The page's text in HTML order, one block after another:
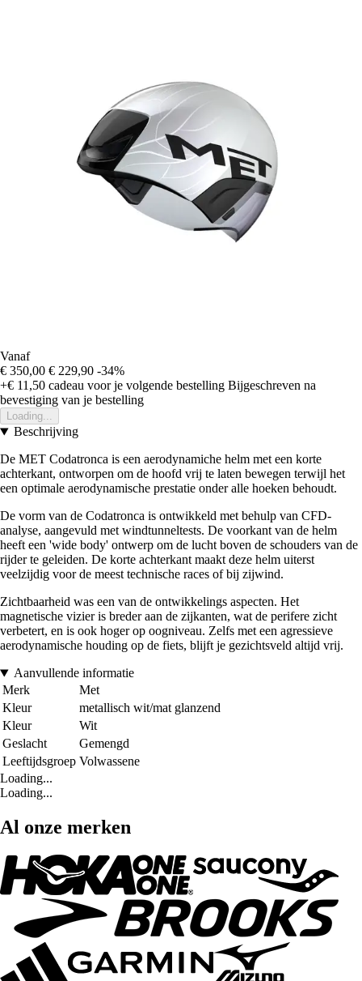
Vanaf
€ 350,00 € 229,90 -34%
+€ 11,50 cadeau voor je volgende bestelling Bijgeschreven na
bevestiging van je bestelling
Loading...
Beschrijving
De MET Codatronca is een aerodynamiche helm met een korte
achterkant, ontworpen om de hoofd vrij te laten bewegen terwijl het
een optimale aerodynamische prestatie onder alle hoeken behoudt.
De vorm van de Codatronca is ontwikkeld met behulp van CFD-
analyse, aangevuld met windtunneltests. De voorkant van de helm
heeft een 'wide body' ontwerp om de lucht boven de schouders van de
rijder te geleiden. De korte achterkant maakt deze helm uiterst
veelzijdig voor de meest technische races of bij zijwind.
Zichtbaarheid was een van de ontwikkelings aspecten. Het
magnetische vizier is breder aan de zijkanten, wat de perifere zicht
verbetert, en is ook hoger op oogniveau. Zelfs met een agressieve
aerodynamische houding op de fiets, blijft je gezichtsveld altijd vrij.
Aanvullende informatie
Merk
Met
Kleur
metallisch wit/mat glanzend
Kleur
Wit
Geslacht
Gemengd
Leeftijdsgroep Volwassene
Loading...
Loading...
Al onze merken